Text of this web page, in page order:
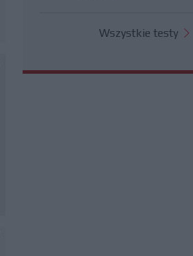
Wszystkie testy